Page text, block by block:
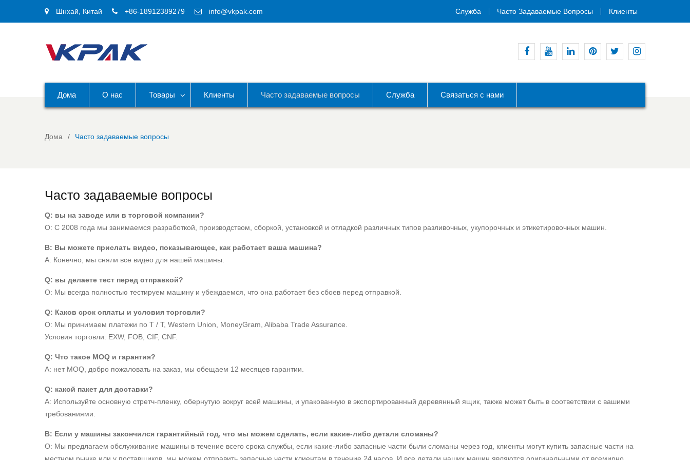
Шнхай, Китай +86-18912389279 info@vkpak.com Служба Часто Задаваемые Вопросы Клиенты
Дома О нас Товары Клиенты Часто задаваемые вопросы Служба Связаться с нами
Дома Часто задаваемые вопросы
Часто задаваемые вопросы
Q: вы на заводе или в торговой компании?
О: С 2008 года мы занимаемся разработкой, производством, сборкой, установкой и отладкой различных типов разливочных, укупорочных и этикетировочных машин.
В: Вы можете прислать видео, показывающее, как работает ваша машина?
A: Конечно, мы сняли все видео для нашей машины.
Q: вы делаете тест перед отправкой?
О: Мы всегда полностью тестируем машину и убеждаемся, что она работает без сбоев перед отправкой.
Q: Каков срок оплаты и условия торговли?
О: Мы принимаем платежи по T / T, Western Union, MoneyGram, Alibaba Trade Assurance.
Условия торговли: EXW, FOB, CIF, CNF.
Q: Что такое MOQ и гарантия?
A: нет MOQ, добро пожаловать на заказ, мы обещаем 12 месяцев гарантии.
Q: какой пакет для доставки?
A: Используйте основную стретч-пленку, обернутую вокруг всей машины, и упакованную в экспортированный деревянный ящик, также может быть в соответствии с вашими
требованиями.
В: Если у машины закончился гарантийный год, что мы можем сделать, если какие-либо детали сломаны?
О: Мы предлагаем обслуживание машины в течение всего срока службы, если какие-либо запасные части были сломаны через год, клиенты могут купить запасные части на